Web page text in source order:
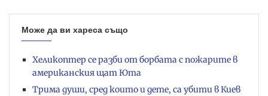
Може да ви хареса също
Хеликоптер се разби от борбата с пожарите в
американския щат Юта
Трима души, сред които и дете, са убити в Киев